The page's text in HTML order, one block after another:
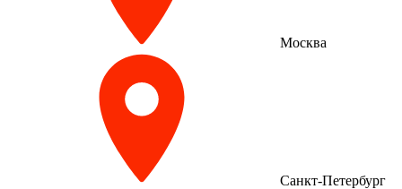
Москва
Санкт-Петербург